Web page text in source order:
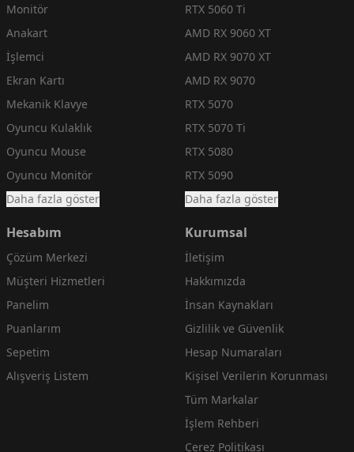
Monitör
Anakart
İşlemci
Ekran Kartı
Mekanik Klavye
Oyuncu Kulaklık
Oyuncu Mouse
Oyuncu Monitör
Daha fazla göster
RTX 5060 Ti
AMD RX 9060 XT
AMD RX 9070 XT
AMD RX 9070
RTX 5070
RTX 5070 Ti
RTX 5080
RTX 5090
Daha fazla göster
Hesabım
Çözüm Merkezi
Müşteri Hizmetleri
Panelim
Puanlarım
Sepetim
Alışveriş Listem
Kurumsal
İletişim
Hakkımızda
İnsan Kaynakları
Gizlilik ve Güvenlik
Hesap Numaraları
Kişisel Verilerin Korunması
Tüm Markalar
İşlem Rehberi
Çerez Politikası